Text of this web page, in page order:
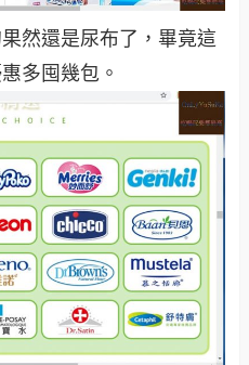
然還是尿布了，畢竟這
多囤幾包 。